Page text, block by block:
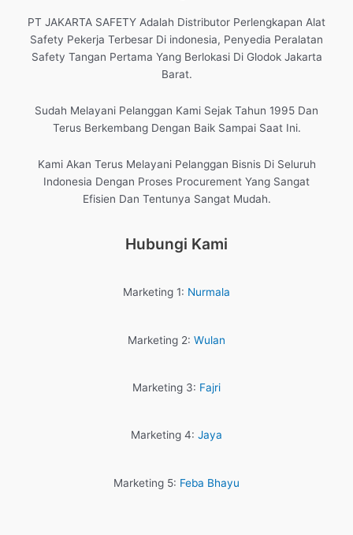
PT JAKARTA SAFETY Adalah Distributor Perlengkapan Alat
Safety Pekerja Terbesar Di indonesia, Penyedia Peralatan
Safety Tangan Pertama Yang Berlokasi Di Glodok Jakarta
Barat.
Sudah Melayani Pelanggan Kami Sejak Tahun 1995 Dan
Terus Berkembang Dengan Baik Sampai Saat Ini.
Kami Akan Terus Melayani Pelanggan Bisnis Di Seluruh
Indonesia Dengan Proses Procurement Yang Sangat
Efisien Dan Tentunya Sangat Mudah.
Hubungi Kami
Marketing 1: Nurmala
Marketing 2: Wulan
Marketing 3: Fajri
Marketing 4: Jaya
Marketing 5: Feba Bhayu